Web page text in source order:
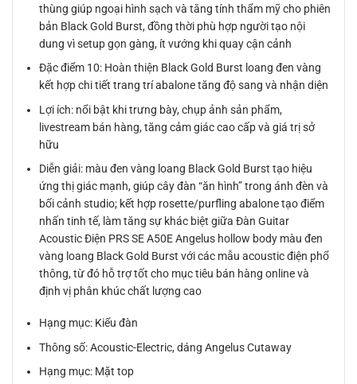
thùng giúp ngoại hình sạch và tăng tính thẩm mỹ cho phiên
bản Black Gold Burst, đồng thời phù hợp người tạo nội
dung vì setup gọn gàng, ít vướng khi quay cận cảnh
Đặc điểm 10: Hoàn thiện Black Gold Burst loang đen vàng
kết hợp chi tiết trang trí abalone tăng độ sang và nhận diện
Lợi ích: nổi bật khi trưng bày, chụp ảnh sản phẩm,
livestream bán hàng, tăng cảm giác cao cấp và giá trị sở
hữu
Diễn giải: màu đen vàng loang Black Gold Burst tạo hiệu
ứng thị giác mạnh, giúp cây đàn “ăn hình” trong ánh đèn và
bối cảnh studio; kết hợp rosette/purfling abalone tạo điểm
nhấn tinh tế, làm tăng sự khác biệt giữa Đàn Guitar
Acoustic Điện PRS SE A50E Angelus hollow body màu đen
vàng loang Black Gold Burst với các mẫu acoustic điện phổ
thông, từ đó hỗ trợ tốt cho mục tiêu bán hàng online và
định vị phân khúc chất lượng cao
Hạng mục: Kiểu đàn
Thông số: Acoustic-Electric, dáng Angelus Cutaway
Hạng mục: Mặt top